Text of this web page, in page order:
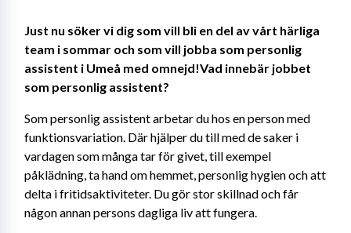
Just nu söker vi dig som vill bli en del av vårt härliga
team i sommar och som vill jobba som personlig
assistent i Umeå med omnejd!Vad innebär jobbet
som personlig assistent?
Som personlig assistent arbetar du hos en person med
funktionsvariation. Där hjälper du till med de saker i
vardagen som många tar för givet, till exempel
påklädning, ta hand om hemmet, personlig hygien och att
delta i fritidsaktiviteter. Du gör stor skillnad och får
någon annan persons dagliga liv att fungera.